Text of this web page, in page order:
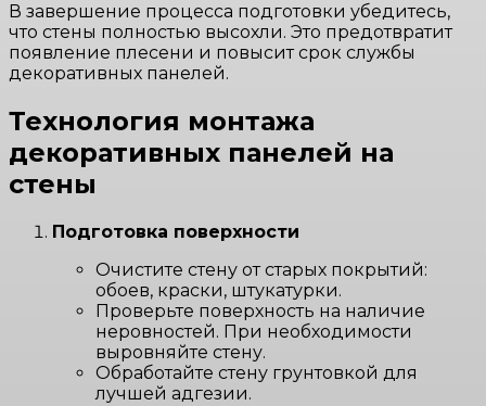
В завершение процесса подготовки убедитесь,
что стены полностью высохли. Это предотвратит
появление плесени и повысит срок службы
декоративных панелей.
Технология монтажа
декоративных панелей на
стены
Подготовка поверхности
Очистите стену от старых покрытий:
обоев, краски, штукатурки.
Проверьте поверхность на наличие
неровностей. При необходимости
выровняйте стену.
Обработайте стену грунтовкой для
лучшей адгезии.